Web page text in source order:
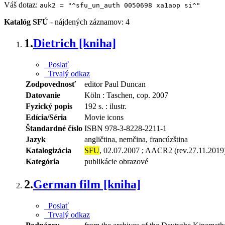
Váš dotaz: auk2 = "^sfu_un_auth 0050698 xa1aop si^"
Katalóg SFÚ - nájdených záznamov: 4
1.Dietrich [kniha]
Poslať
Trvalý odkaz
Zodpovednosť
editor Paul Duncan
Datovanie
Köln : Taschen, cop. 2007
Fyzický popis
192 s. : ilustr.
Edícia/Séria
Movie icons
Štandardné číslo ISBN 978-3-8228-2211-1
Jazyk
angličtina, nemčina, francúzština
Katalogizácia
SFU, 02.07.2007 ; AACR2
Kategória
publikácie obrazové
2.German film [kniha]
Poslať
Trvalý odkaz